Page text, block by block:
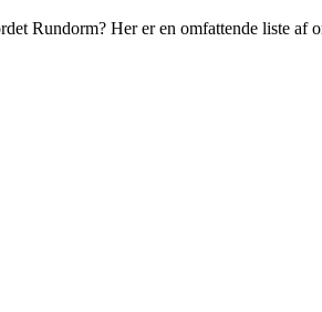
Rundorm? Her er en omfattende liste af